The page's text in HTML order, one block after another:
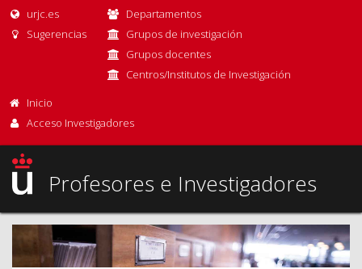
urjc.es
Sugerencias
Departamentos
Grupos de investigación
Grupos docentes
Centros/Institutos de Investigación
Inicio
Acceso Investigadores
Profesores e Investigadores